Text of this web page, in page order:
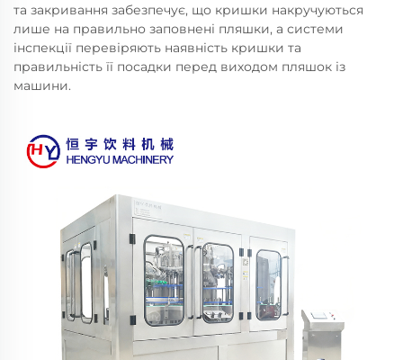
та закривання забезпечує, що кришки накручуються
лише на правильно заповнені пляшки, а системи
інспекції перевіряють наявність кришки та
правильність її посадки перед виходом пляшок із
машини.